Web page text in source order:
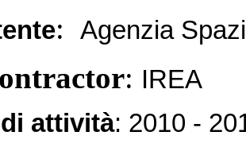
: Agenzia
: IREA
attività: 2010 -